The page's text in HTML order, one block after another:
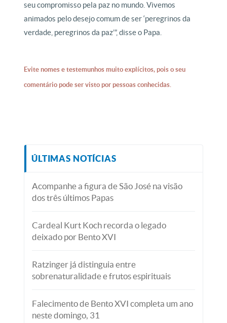
seu compromisso pela paz no mundo. Vivemos
animados pelo desejo comum de ser ‘peregrinos da
verdade, peregrinos da paz’”, disse o Papa.
Evite nomes e testemunhos muito explícitos, pois o seu
comentário pode ser visto por pessoas conhecidas.
ÚLTIMAS NOTÍCIAS
Acompanhe a figura de São José na visão
dos três últimos Papas
Cardeal Kurt Koch recorda o legado
deixado por Bento XVI
Ratzinger já distinguia entre
sobrenaturalidade e frutos espirituais
Falecimento de Bento XVI completa um ano
neste domingo, 31